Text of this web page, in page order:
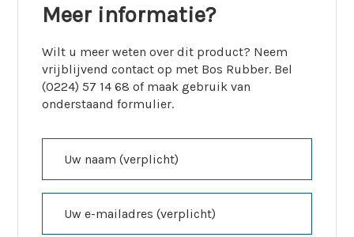
Meer informatie?
Wilt u meer weten over dit product? Neem
vrijblijvend contact op met Bos Rubber. Bel
(0224) 57 14 68 of maak gebruik van
onderstaand formulier.